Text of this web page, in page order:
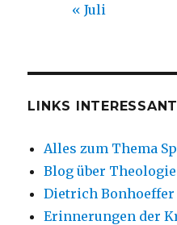
« Juli
LINKS
Alles zum Thema
Blog über
Dietrich Bonhoeffer
Erinnerungen der